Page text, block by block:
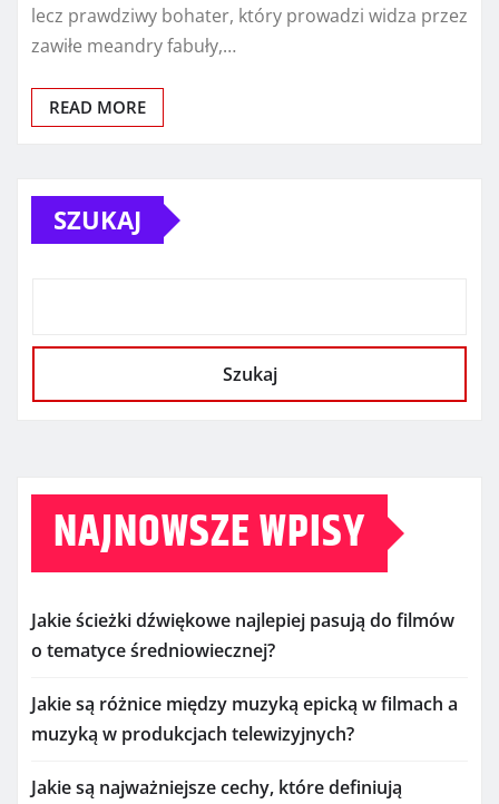
lecz prawdziwy bohater, który prowadzi widza przez
zawiłe meandry fabuły,…
READ MORE
SZUKAJ
Szukaj
NAJNOWSZE WPISY
Jakie ścieżki dźwiękowe najlepiej pasują do filmów
o tematyce średniowiecznej?
Jakie są różnice między muzyką epicką w filmach a
muzyką w produkcjach telewizyjnych?
Jakie są najważniejsze cechy, które definiują